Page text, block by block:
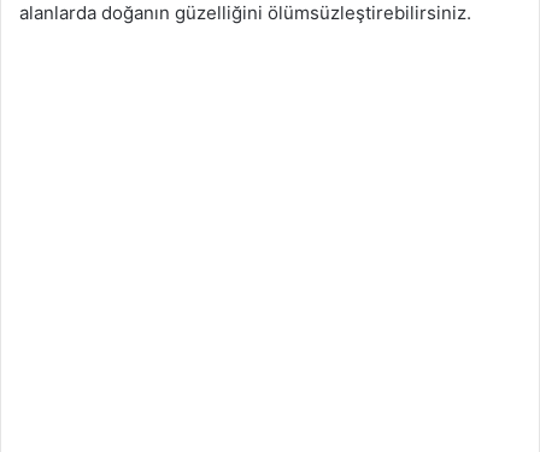
alanlarda doğanın güzelliğini ölümsüzleştirebilirsiniz.